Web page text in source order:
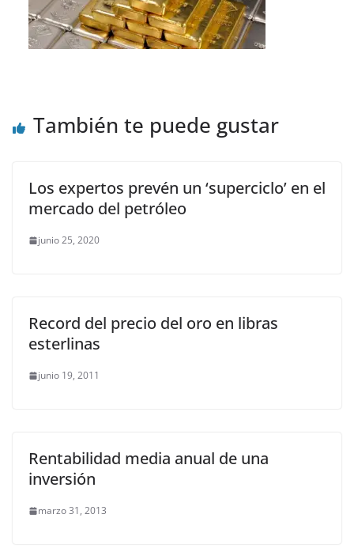
También te puede gustar
Los expertos prevén un ‘superciclo’ en el
mercado del petróleo
junio 25, 2020
Record del precio del oro en libras
esterlinas
junio 19, 2011
Rentabilidad media anual de una
inversión
marzo 31, 2013